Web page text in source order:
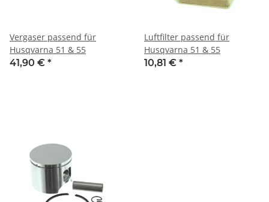
Vergaser passend für
Husqvarna 51 & 55
41,90 € *
Luftfilter passend für
Husqvarna 51 & 55
10,81 € *